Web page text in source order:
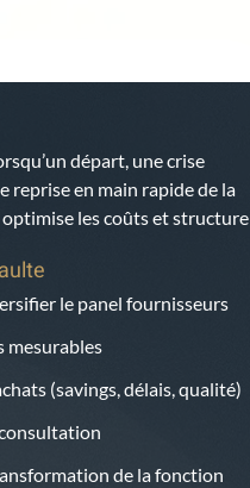
départ, une crise
reprise en main rapide de la
les coûts et structure
le panel fournisseurs
mesurables
(savings, délais, qualité)
de la fonction